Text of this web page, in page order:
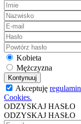
Kobieta
Mężczyzna
Kontynuuj
Akceptuję regulamin
Cookies.
ODZYSKAJ HASŁO
ODZYSKAJ HASŁO